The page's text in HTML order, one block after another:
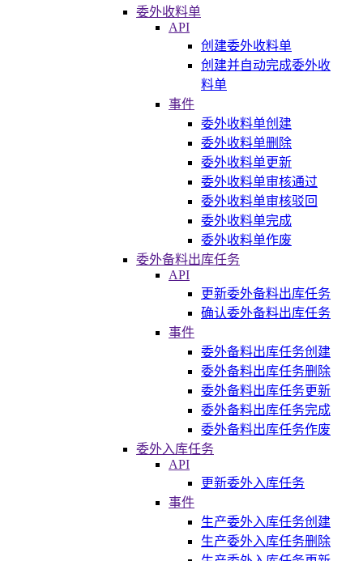
委外收料单
API
创建委外收料单
创建并自动完成委外收
料单
事件
委外收料单创建
委外收料单删除
委外收料单更新
委外收料单审核通过
委外收料单审核驳回
委外收料单完成
委外收料单作废
委外备料出库任务
API
更新委外备料出库任务
确认委外备料出库任务
事件
委外备料出库任务创建
委外备料出库任务删除
委外备料出库任务更新
委外备料出库任务完成
委外备料出库任务作废
委外入库任务
API
更新委外入库任务
事件
生产委外入库任务创建
生产委外入库任务删除